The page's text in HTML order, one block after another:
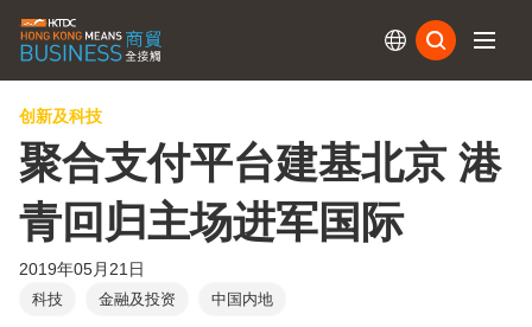
创新及科技
聚合支付平台建基北京 港
青回归主场进军国际
2019年05月21日
科技 金融及投资 中国内地